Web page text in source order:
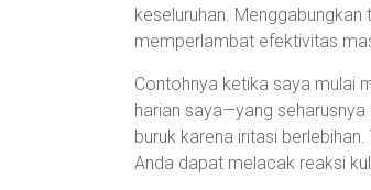
keseluruhan.
memperlambat efektivitas
Contohnya ketika saya mulai
harian saya—yang
buruk karena iritasi
Anda dapat melacak reaksi